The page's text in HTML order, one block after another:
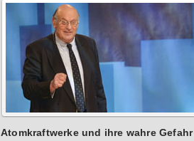
Atomkraftwerke und ihre wahre Gefahr